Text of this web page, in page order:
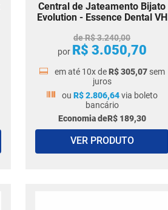
Central de Jateamento Bijato
Evolution - Essence Dental VH
deR$3.240,00
por R$ 3.050,70
em até 10x deR$305,07 sem
juros
ou R$2.806,64via boleto
bancário
Economia deR$ 189,30
VER PRODUTO